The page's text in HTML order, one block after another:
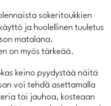
sokeritoukkien
ja huolellinen tuuletus
matalana.
on myös tärkeää.
keino pyydystää näitä
voi tehdä asettamalla
tai jauhoa, kosteaan